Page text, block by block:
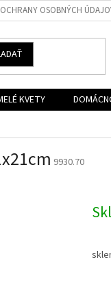
OSOBNÝCH
KVETY
9930.70